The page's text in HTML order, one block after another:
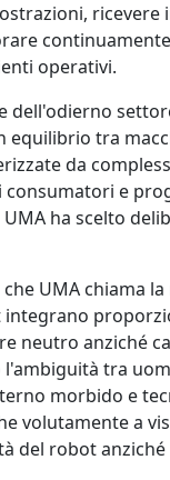
ricevere
operativi.
dell'odierno
equilibrio tra
da
e
ha scelto
UMA chiama
neutro anziché
tra
morbido e
volutamente a
del robot anziché